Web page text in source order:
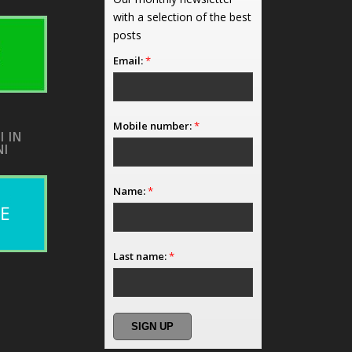
IN
with a selection of the best
posts
Email:*
Mobile number:*
Name:*
Last name:*